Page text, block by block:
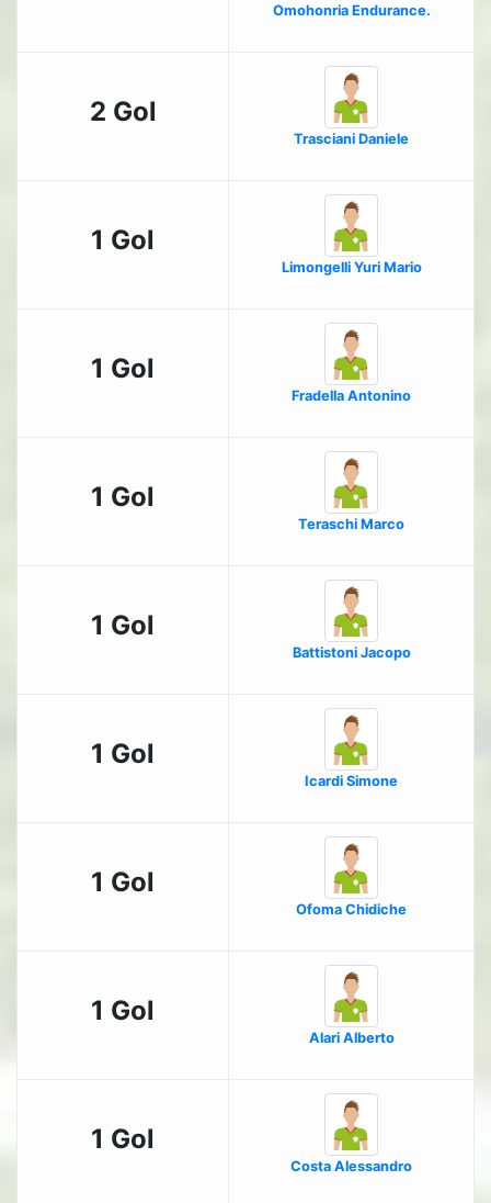
Omohonria Endurance.
2 Gol
Trasciani Daniele
1 Gol
Limongelli Yuri Mario
1 Gol
Fradella Antonino
1 Gol
Teraschi Marco
1 Gol
Battistoni Jacopo
1 Gol
Icardi Simone
1 Gol
Ofoma Chidiche
1 Gol
Alari Alberto
1 Gol
Costa Alessandro